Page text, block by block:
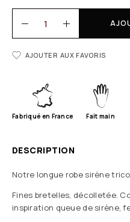
AJOUTER AUX FAVORIS
Fabriqué en France Fait main
DESCRIPTION
Notre longue robe sirène
Fines bretelles, décolletée.
inspiration queue de sirène,